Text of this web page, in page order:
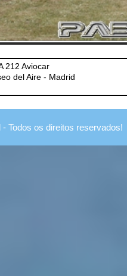
212 Aviocar
del Aire - Madrid
Todos os direitos reservados!